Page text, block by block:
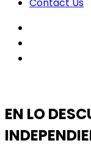
EN LO